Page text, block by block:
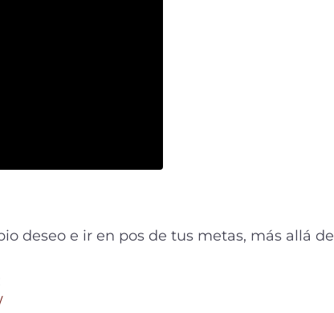
deseo e ir en pos de tus metas, más allá de